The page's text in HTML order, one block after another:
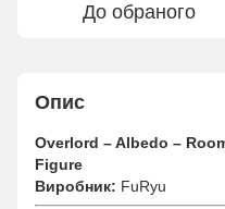
До обраного
Опис
Overlord – Albedo –
Figure
Виробник: FuRyu